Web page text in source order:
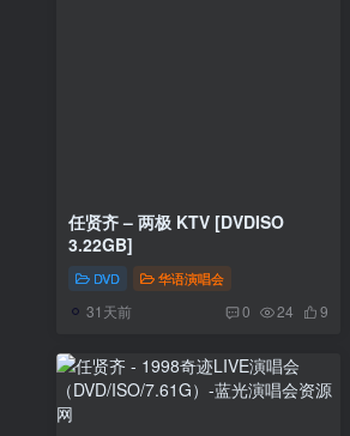
任贤齐 – 两极 KTV [DVDISO
3.22GB]
DVD 华语演唱会
31天前 0 24 9